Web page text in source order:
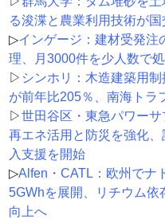
る浚渫と農業利用技術が
▷インゲージ：建材受発注
理、月3000件を少人数で
▷ シンホリ：木造建築用
が前年比205％、南海トラ
▷世田谷区・東急パワー
再エネ活用と防災を強化
入支援を開始
▷Alfen・CATL：欧州でナ
5GWhを展開、リチウム依
向上へ